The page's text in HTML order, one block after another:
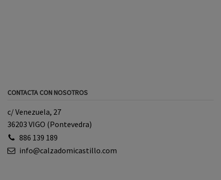
CONTACTA CON NOSOTROS
c/ Venezuela, 27
36203 VIGO (Pontevedra)
886 139 189
info@calzadomicastillo.com